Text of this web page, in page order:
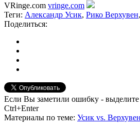
VRinge.com vringe.com
Теги: Александр Усик, Рико Верхувен,
Поделиться:
Если Вы заметили ошибку -
Ctrl+Enter
Материалы по теме: Усик vs. Верхувен